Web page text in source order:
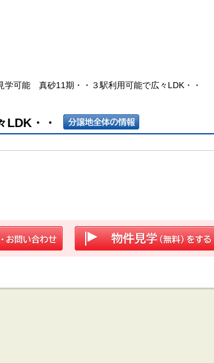
学可能 真砂11期・・３駅利用可能で広々LDK・・
・・